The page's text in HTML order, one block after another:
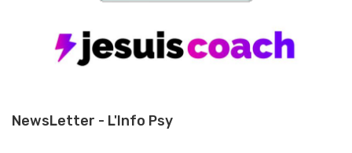
NewsLetter - L'Info Psy